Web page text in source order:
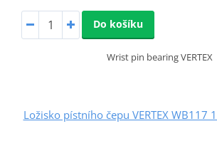
Do košíku
Wrist pin bearing VERTEX
Ložisko pístního čepu VERTEX WB117